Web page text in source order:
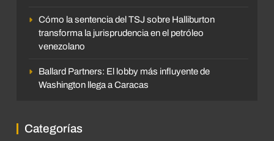
Cómo la sentencia del TSJ sobre Halliburton
transforma la jurisprudencia en el petróleo
venezolano
Ballard Partners: El lobby más influyente de
Washington llega a Caracas
Categorías